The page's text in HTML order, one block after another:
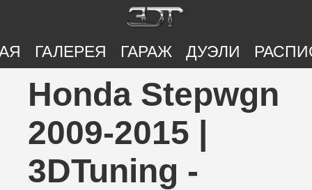
ГАЛЕРЕЯ ГАРАЖ ДУЭЛИ
Honda Stepwgn
2009-2015 |
3DTuning -